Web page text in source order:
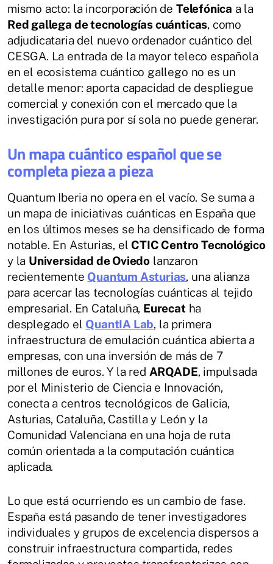
mismo acto: la incorporación de Telefónica a la
Red gallega de tecnologías cuánticas, como
adjudicataria del nuevo ordenador cuántico del
CESGA. La entrada de la mayor teleco española
en el ecosistema cuántico gallego no es un
detalle menor: aporta capacidad de despliegue
comercial y conexión con el mercado que la
investigación pura por sí sola no puede generar.
Un mapa cuántico español que se
completa pieza a pieza
Quantum Iberia no opera en el vacío. Se suma a
un mapa de iniciativas cuánticas en España que
en los últimos meses se ha densificado de forma
notable. En Asturias, el CTIC Centro Tecnológico
y la Universidad de Oviedo lanzaron
recientemente Quantum Asturias, una alianza
para acercar las tecnologías cuánticas al tejido
empresarial. En Cataluña, Eurecatha
desplegado el QuantIA Lab, la primera
infraestructura de emulación cuántica abierta a
empresas, con una inversión de más de 7
millones de euros. Y la red ARQADE, impulsada
por el Ministerio de Ciencia e Innovación,
conecta a centros tecnológicos de Galicia,
Asturias, Cataluña, Castilla y León y la
Comunidad Valenciana en una hoja de ruta
común orientada a la computación cuántica
aplicada.
Lo que está ocurriendo es un cambio de fase.
España está pasando de tener investigadores
individuales y grupos de excelencia dispersos a
construir infraestructura compartida, redes